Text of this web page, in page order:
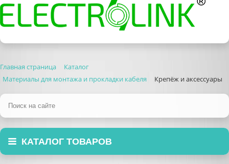
Главная страница
Каталог
Материалы для монтажа и прокладки кабеля
Крепёж и аксессуары
КАТАЛОГ ТОВАРОВ